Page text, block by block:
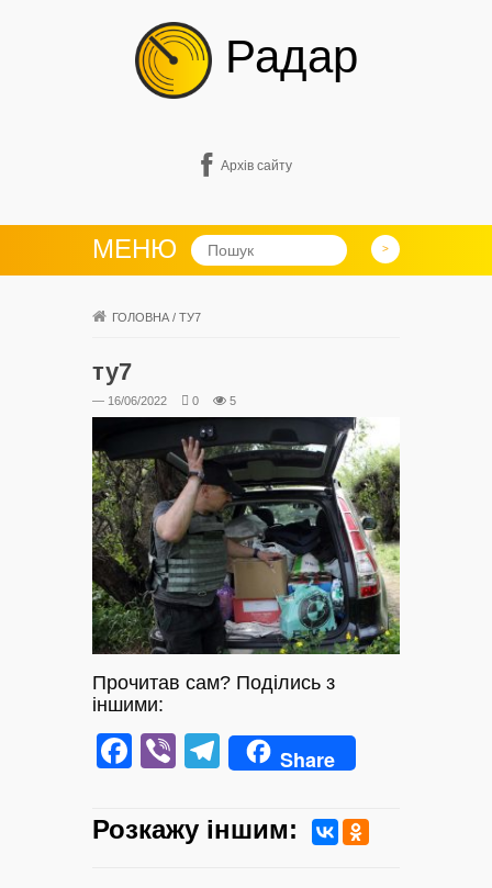
Радар
Архів сайту
МЕНЮ
ГОЛОВНА / ТУ7
ту7
— 16/06/2022 0 5
Прочитав сам? Поділись з
іншими:
Facebook
ViberTelegram
Share
Розкажу iншим: